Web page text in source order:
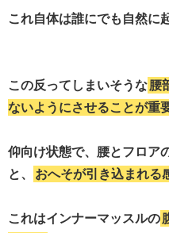
これ自体は誰にでも自然に
この反ってしまいそうな腰
ないようにさせることが重
仰向け状態で、腰とフロア
と、
おへそが引き込まれる
これはインナーマッスルの